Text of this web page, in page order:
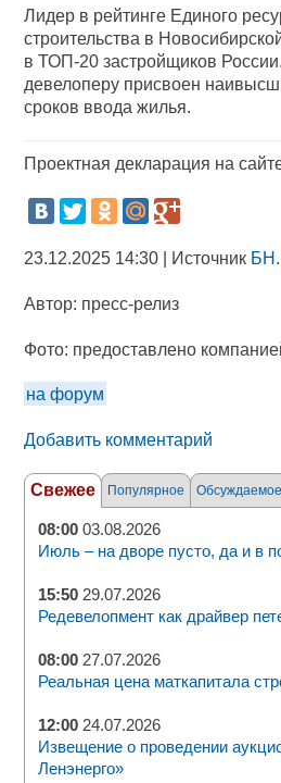
Лидер в рейтинге Единого
строительства в
в ТОП-20 застройщиков
девелоперу присвоен
сроков ввода жилья.
Проектная декларация на
23.12.2025 14:30 | Источник
Автор: пресс-релиз
Фото: предоставлено
на форум
Добавить комментарий
Свежее Популярное Обсуждаемое
08:00 03.08.2026
Июль – на дворе пусто, да и в
15:50 29.07.2026
Редевелопмент как драйвер
08:00 27.07.2026
Реальная цена маткапитала
12:00 24.07.2026
Извещение о проведении
Ленэнерго»